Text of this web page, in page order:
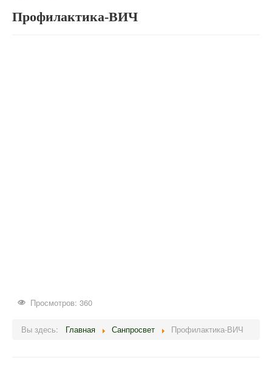
Профилактика-ВИЧ
Просмотров: 360
Вы здесь: Главная Санпросвет Профилактика-ВИЧ